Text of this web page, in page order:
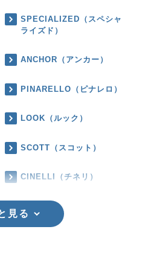
SPECIALIZED（スペシャ
ライズド）
ANCHOR（アンカー）
PINARELLO（ピナレロ）
LOOK（ルック）
SCOTT（スコット）
CINELLI（チネリ）
見る